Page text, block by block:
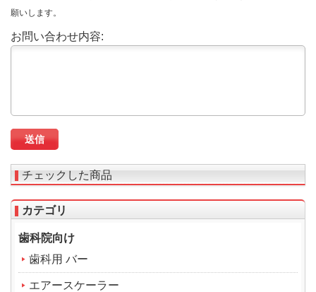
願いします。
お問い合わせ内容:
チェックした商品
カテゴリ
歯科院向け
歯科用 バー
エアースケーラー